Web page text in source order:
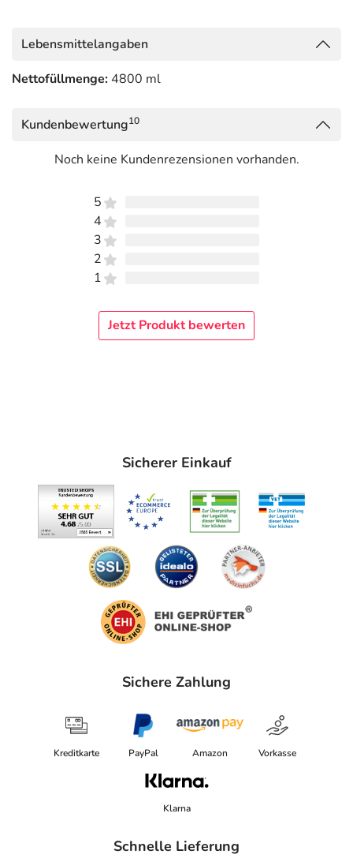
Lebensmittelangaben
Nettofüllmenge: 4800 ml
Kundenbewertung10
Noch keine Kundenrezensionen vorhanden.
5
4
3
2
1
Jetzt Produkt bewerten
Sicherer Einkauf
Sichere Zahlung
Kreditkarte PayPal Amazon Vorkasse
Klarna
Schnelle Lieferung